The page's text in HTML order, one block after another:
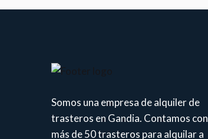
Somos una empresa de alquiler de
trasteros en Gandia. Contamos con
más de 50 trasteros para alquilar a